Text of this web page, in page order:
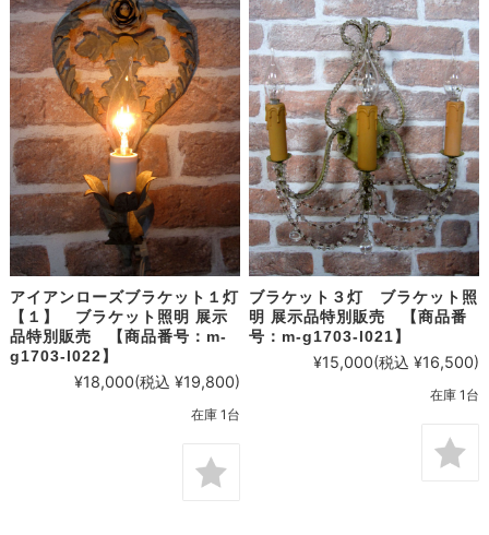
アイアンローズブラケット１灯
【１】 ブラケット照明 展示
品特別販売 【商品番号：m-
g1703-l022】
¥18,000(税込 ¥19,800)
在庫 1台
ブラケット３灯 ブラケット照
明 展示品特別販売 【商品番
号：m-g1703-l021】
¥15,000(税込 ¥16,500)
在庫 1台